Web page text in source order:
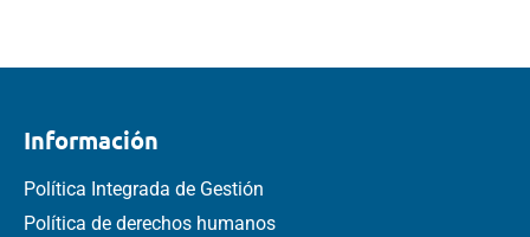
Información
Política Integrada de Gestión
Política de derechos humanos